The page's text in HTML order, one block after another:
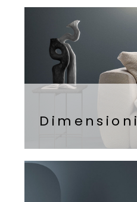
Dimensioni